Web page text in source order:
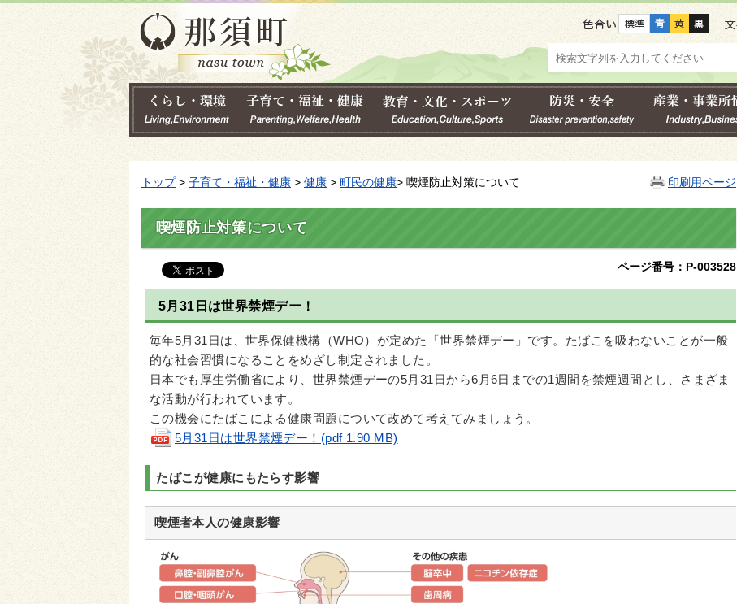
色合い
印刷用ページ
トップ> 子育て・福祉・健康 > 健康 > 町民の健康> 喫煙防止対策について
喫煙防止対策について
ページ番号：P-003528
5月31日は世界禁煙デー！
毎年5月31日は、世界保健機構（WHO）が定めた「世界禁煙デー」です。たばこを吸わないことが一般
的な社会習慣になることをめざし制定されました。
日本でも厚生労働省により、世界禁煙デーの5月31日から6月6日までの1週間を禁煙週間とし、さまざま
な活動が行われています。
この機会にたばこによる健康問題について改めて考えてみましょう。
5月31日は世界禁煙デー！(pdf 1.90 MB)
たばこが健康にもたらす影響
喫煙者本人の健康影響